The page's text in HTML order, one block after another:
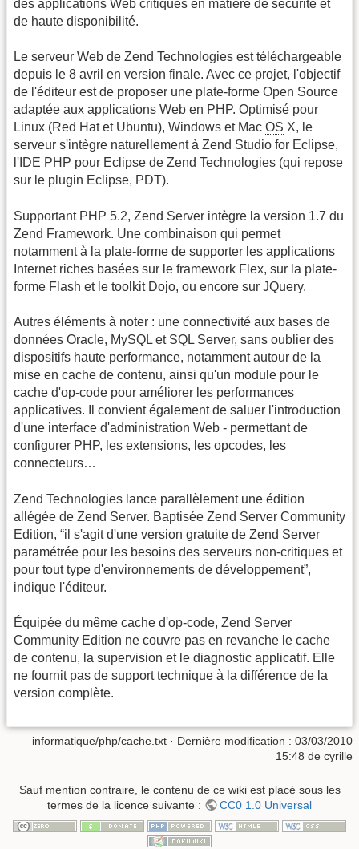
des applications Web critiques en matière de sécurité et
de haute disponibilité.
Le serveur Web de Zend Technologies est téléchargeable
depuis le 8 avril en version finale. Avec ce projet, l'objectif
de l'éditeur est de proposer une plate-forme Open Source
adaptée aux applications Web en PHP. Optimisé pour
Linux (Red Hat et Ubuntu), Windows et Mac OS X, le
serveur s'intègre naturellement à Zend Studio for Eclipse,
l'IDE PHP pour Eclipse de Zend Technologies (qui repose
sur le plugin Eclipse, PDT).
Supportant PHP 5.2, Zend Server intègre la version 1.7 du
Zend Framework. Une combinaison qui permet
notamment à la plate-forme de supporter les applications
Internet riches basées sur le framework Flex, sur la plate-
forme Flash et le toolkit Dojo, ou encore sur JQuery.
Autres éléments à noter : une connectivité aux bases de
données Oracle, MySQL et SQL Server, sans oublier des
dispositifs haute performance, notamment autour de la
mise en cache de contenu, ainsi qu'un module pour le
cache d'op-code pour améliorer les performances
applicatives. Il convient également de saluer l'introduction
d'une interface d'administration Web - permettant de
configurer PHP, les extensions, les opcodes, les
connecteurs…
Zend Technologies lance parallèlement une édition
allégée de Zend Server. Baptisée Zend Server Community
Edition, “il s'agit d'une version gratuite de Zend Server
paramétrée pour les besoins des serveurs non-critiques et
pour tout type d'environnements de développement”,
indique l'éditeur.
Équipée du même cache d'op-code, Zend Server
Community Edition ne couvre pas en revanche le cache
de contenu, la supervision et le diagnostic applicatif. Elle
ne fournit pas de support technique à la différence de la
version complète.
informatique/php/cache.txt · Dernière modification : 03/03/2010
15:48 de cyrille
Sauf mention contraire, le contenu de ce wiki est placé sous les
termes de la licence suivante :
CC0 1.0 Universal